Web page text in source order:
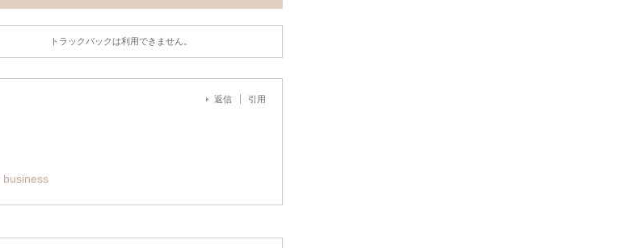
トラックバックは利用できません。
返信 引用
business